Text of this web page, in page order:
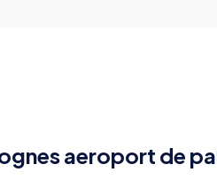
aeroport de